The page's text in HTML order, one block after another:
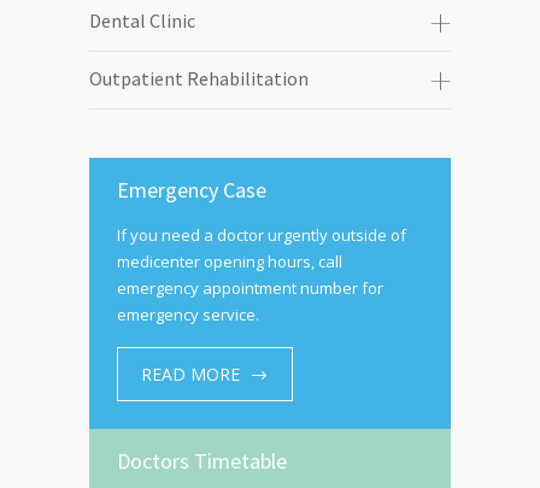
Dental Clinic
Outpatient Rehabilitation
Emergency Case
If you need a doctor urgently outside of
medicenter opening hours, call
emergency appointment number for
emergency service.
READ MORE
Doctors Timetable